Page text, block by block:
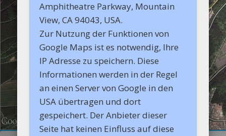
Amphitheatre Parkway, Mountain
View, CA 94043, USA.
Zur Nutzung der Funktionen von
Google Maps ist es notwendig, Ihre
IP Adresse zu speichern. Diese
Informationen werden in der Regel
an einen Server von Google in den
USA übertragen und dort
gespeichert. Der Anbieter dieser
Seite hat keinen Einfluss auf diese